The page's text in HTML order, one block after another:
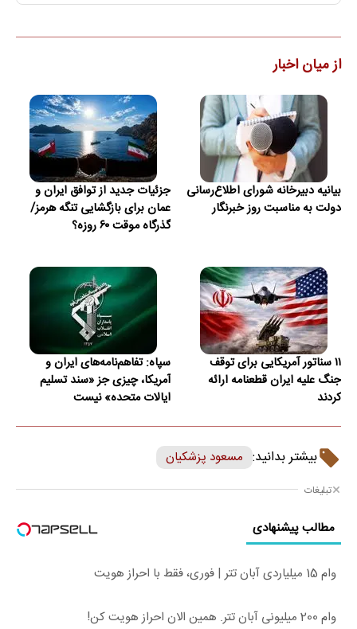
از میان اخبار
بیانیه دبیرخانه شورای اطلاع‌رسانی
دولت به مناسبت روز خبرنگار
جزئیات جدید از توافق ایران و
عمان برای بازگشایی تنگه هرمز/
گذرگاه موقت ۶۰ روزه؟
۱۱ سناتور آمریکایی برای توقف
جنگ علیه ایران قطعنامه ارائه
کردند
سپاه: تفاهم‌نامه‌های ایران و
آمریکا، چیزی جز «سند تسلیم
ایالات متحده» نیست
بیشتر بدانید: مسعود پزشکیان
تبلیغات
مطالب پیشنهادی
وام 15 میلیاردی آبان تتر | فوری، فقط با احراز هویت
وام 200 میلیونی آبان تتر. همین الان احراز هویت کن!